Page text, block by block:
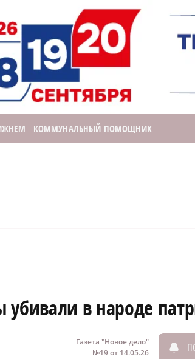
КОММУНАЛЬНЫЙ ПОМОЩНИК
в народе
Газета "Новое дело"
№19 от 14.05.26